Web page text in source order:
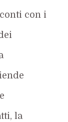
con i
la